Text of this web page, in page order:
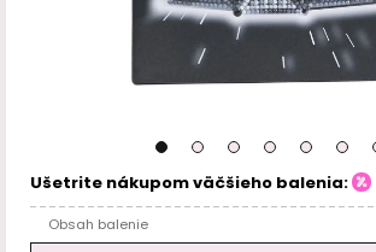
Ušetrite nákupom väčšieho balenia:
Obsah balenie